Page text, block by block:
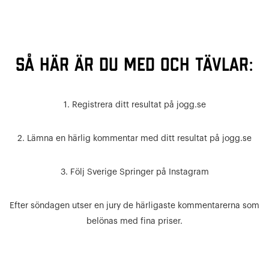
Så här är du med och tävlar:
1. Registrera ditt resultat på jogg.se
2. Lämna en härlig kommentar med ditt resultat på jogg.se
3. Följ Sverige Springer på Instagram
Efter söndagen utser en jury de härligaste kommentarerna som
belönas med fina priser.